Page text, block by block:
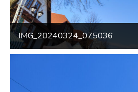
IMG_20240324_075036